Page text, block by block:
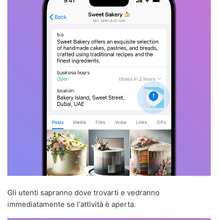
Gli utenti sapranno dove trovarti e vedranno
immediatamente se l'attività è aperta.